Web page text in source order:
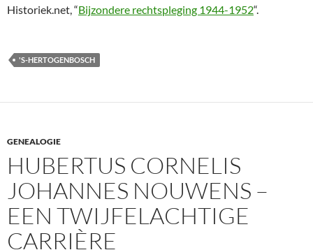
Historiek.net, “Bijzondere rechtspleging 1944-1952“.
'S-HERTOGENBOSCH
GENEALOGIE
HUBERTUS CORNELIS
JOHANNES NOUWENS –
EEN TWIJFELACHTIGE
CARRIÈRE